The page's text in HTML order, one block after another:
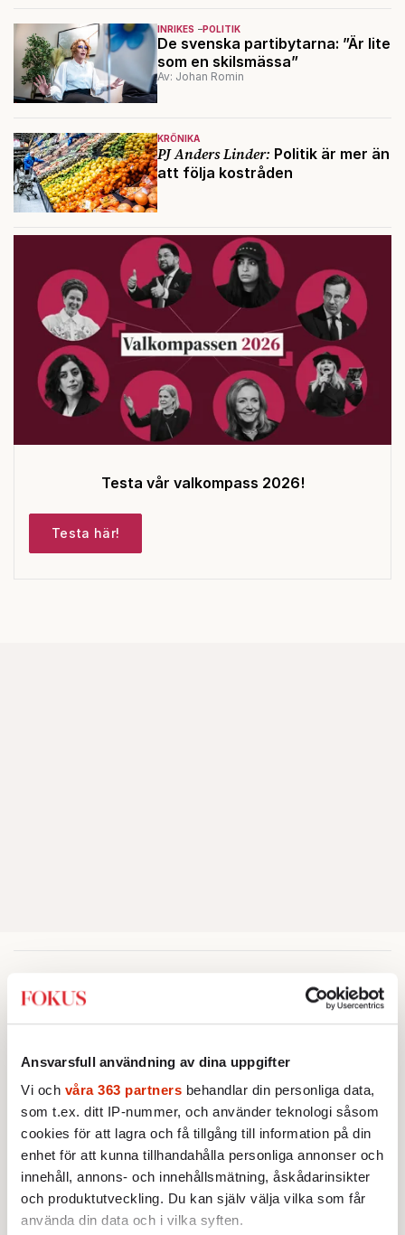
Ansvarsfull användning av dina uppgifter
Vi och våra 363 partners behandlar din personliga data,
som t.ex. ditt IP-nummer, och använder teknologi såsom
cookies för att lagra och få tillgång till information på din
enhet för att kunna tillhandahålla personliga annonser och
innehåll, annons- och innehållsmätning, åskådarinsikter
och produktutveckling. Du kan själv välja vilka som får
använda din data och i vilka syften.
INRIKES POLITIK
De svenska partibytarna: ”Är lite
som en skilsmässa”
Av: Johan Romin
KRÖNIKA
PJ Anders Linder: Politik är mer än
att följa kostråden
Testa vår valkompass 2026!
Testa här!
ett fascinerande mysterium”
Christopher Nolans nya storfilm
”The Odyssey”. Nu berättar
stjärnregissören om
fascinationen för Homeros
klassiska epos.
Av: Gunnar Rehlin•
INTERVJU KULTUR
”Hon är fan skitsöt”
När Björn Stein och Amy
Deasismont tar sig an John